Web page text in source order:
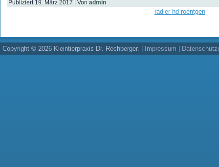
Publiziert 19. März 2017 Von admin
radler-hd-roentgen
Copyright © 2026 Kleintierpraxis Dr. Rechberger. | Impressum